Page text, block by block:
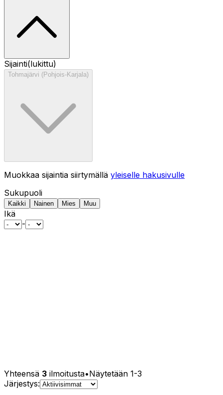
Sijainti(lukittu)
Tohmajärvi (Pohjois-Karjala)
Muokkaa sijaintia siirtymällä yleiselle hakusivulle
Sukupuoli
Kaikki Nainen Mies Muu
Ikä
-
Yhteensä 3 ilmoitusta•Näytetään 1-3
Järjestys: